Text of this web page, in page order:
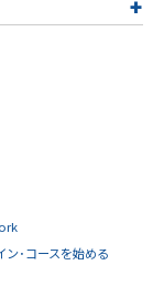
ン･コースを始める